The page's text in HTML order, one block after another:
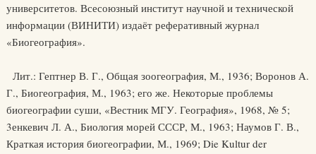
университетов. Всесоюзный институт научной и технической
информации (ВИНИТИ) издаёт реферативный журнал
«Биогеография».
Лит.: Гептнер В. Г., Общая зоогеография, М., 1936; Воронов А.
Г., Биогеография, М., 1963; его же. Некоторые проблемы
биогеографии суши, «Вестник МГУ. География», 1968, № 5;
3енкевич Л. А., Биология морей СССР, М., 1963; Наумов Г. В.,
Краткая история биогеографии, М., 1969; Die Kultur der